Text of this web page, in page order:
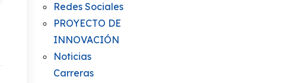
Redes Sociales
PROYECTO DE
INNOVACIÓN
Noticias
Carreras